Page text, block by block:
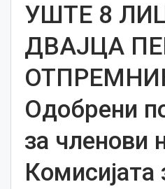
УШТЕ 8
ДВАЈЦА
Одобрени
за членови
Комисијата